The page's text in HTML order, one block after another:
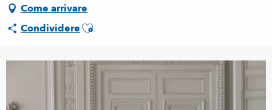
Come arrivare
CondividereAjouter aux favoris